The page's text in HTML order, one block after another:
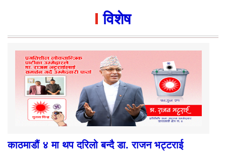
विशेष
काठमाडौं ४ मा थप दरिलो बन्दै डा. राजन भट्टराई